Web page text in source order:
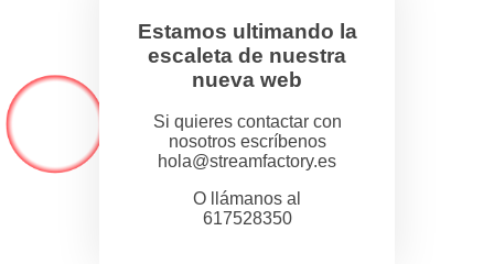
Estamos ultimando la
escaleta de nuestra
nueva web
Si quieres contactar con
nosotros escríbenos
hola@streamfactory.es
O llámanos al
617528350